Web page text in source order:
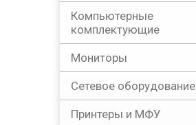
Компьютерные
комплектующие
Мониторы
Сетевое оборудование
Принтеры и МФУ